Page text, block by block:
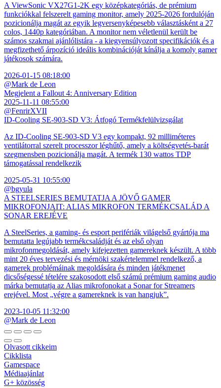
A ViewSonic VX27G1-2K egy középkategóriás, de prémium
funkciókkal felszerelt gaming monitor, amely 2025-2026 fordulóján
pozicionálja magát az egyik legversenyképesebb választásként a 27
colos, 1440p kategóriában. A monitor nem véletlenül került be
számos szakmai ajánlólistára - a kiegyensúlyozott specifikációk és a
megfizethető árpozíció ideális kombinációját kínálja a komoly gamer
játékosok számára.
2026-01-15 08:18:00
@Mark de Leon
Megjelent a Fallout 4: Anniversary Edition
2025-11-11 08:55:00
@FenrirXVII
ID-Cooling SE-903-SD V3: Átfogó Termékfelülvizsgálat
Az ID-Cooling SE-903-SD V3 egy kompakt, 92 milliméteres
ventilátorral szerelt processzor léghűtő, amely a költségvetés-barát
szegmensben pozicionálja magát. A termék 130 wattos TDP
támogatással rendelkezik
2025-05-31 10:55:00
@bgyula
A STEELSERIES BEMUTATJA A JÖVŐ GAMER
MIKROFONJAIT: ALIAS MIKROFON TERMÉKCSALÁD A
SONAR EREJÉVE
A SteelSeries, a gaming- és esport perifériák világelső gyártója ma
bemutatta legújabb termékcsaládját és az első olyan
mikrofonmegoldását, amely kifejezetten gamereknek készült. A több
mint 20 éves tervezési és mérnöki szakértelemmel rendelkező, a
gamerek problémáinak megoldására és minden játékmenet
dicsőségessé tételére szakosodott első számú prémium gaming audio
márka bemutatja az Alias mikrofonokat a Sonar for Streamers
erejével. Most „végre a gamereknek is van hangjuk”.
2023-10-05 11:32:00
@Mark de Leon
Olvasott cikkeim
Cikklista
Gamespace
Médiaajánlat
G+ közösség